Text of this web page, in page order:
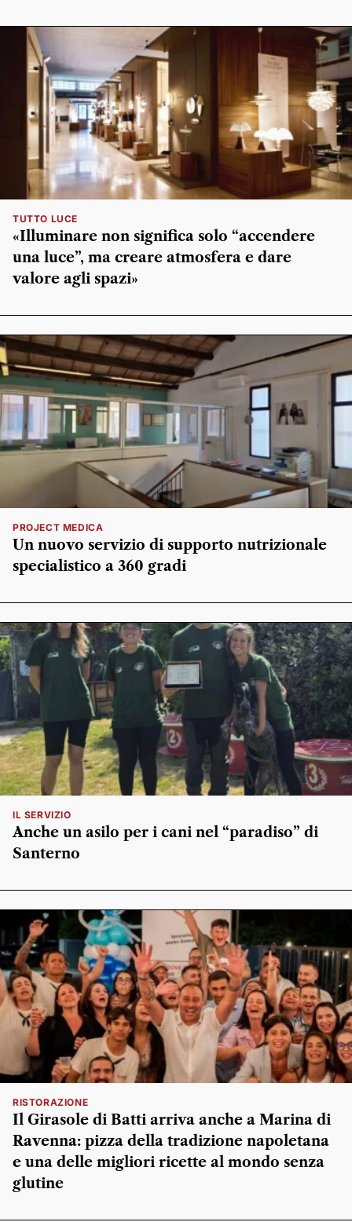
TUTTO LUCE
«Illuminare non significa solo “accendere
una luce”, ma creare atmosfera e dare
valore agli spazi»
PROJECT MEDICA
Un nuovo servizio di supporto nutrizionale
specialistico a 360 gradi
IL SERVIZIO
Anche un asilo per i cani nel “paradiso” di
Santerno
RISTORAZIONE
Il Girasole di Batti arriva anche a Marina di
Ravenna: pizza della tradizione napoletana
e una delle migliori ricette al mondo senza
glutine